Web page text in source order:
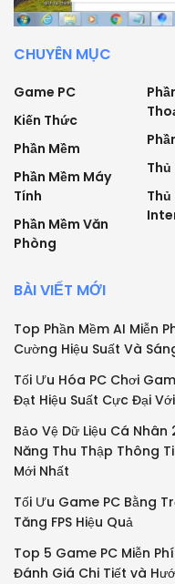
CHUYÊN MỤC
Game PC
Kiến Thức
Phần Mềm
Phần Mềm Máy
Tính
Phần Mềm Văn
Phòng
BÀI VIẾT MỚI
Top Phần Mềm AI Miễn
Cường Hiệu Suất Và
Tối Ưu Hóa PC Chơi
Đạt Hiệu Suất Cực Đại
Bảo Vệ Dữ Liệu Cá
Năng Thu Thập Thông
Mới Nhất
Tối Ưu Game PC Bằng
Tăng FPS Hiệu Quả
Top 5 Game PC Miễn
Đánh Giá Chi Tiết và